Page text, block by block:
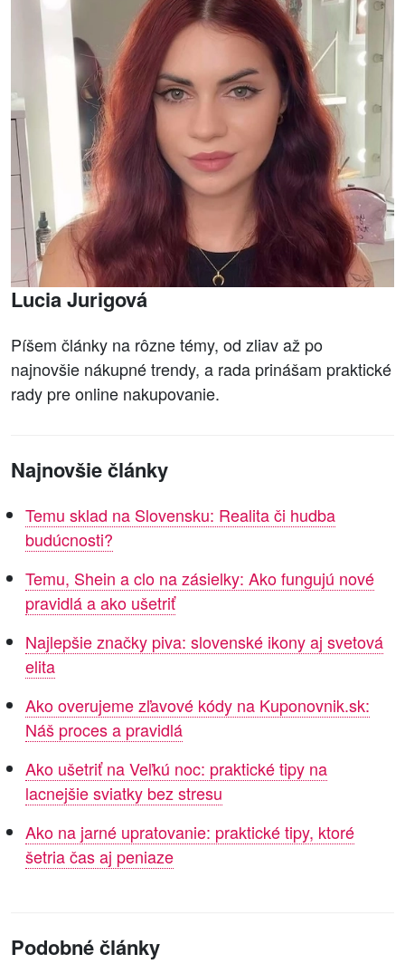
Lucia Jurigová
Píšem články na rôzne témy, od zliav až po
najnovšie nákupné trendy, a rada prinášam praktické
rady pre online nakupovanie.
Najnovšie články
Temu sklad na Slovensku: Realita či hudba
budúcnosti?
Temu, Shein a clo na zásielky: Ako fungujú nové
pravidlá a ako ušetriť
Najlepšie značky piva: slovenské ikony aj svetová
elita
Ako overujeme zľavové kódy na Kuponovnik.sk:
Náš proces a pravidlá
Ako ušetriť na Veľkú noc: praktické tipy na
lacnejšie sviatky bez stresu
Ako na jarné upratovanie: praktické tipy, ktoré
šetria čas aj peniaze
Podobné články